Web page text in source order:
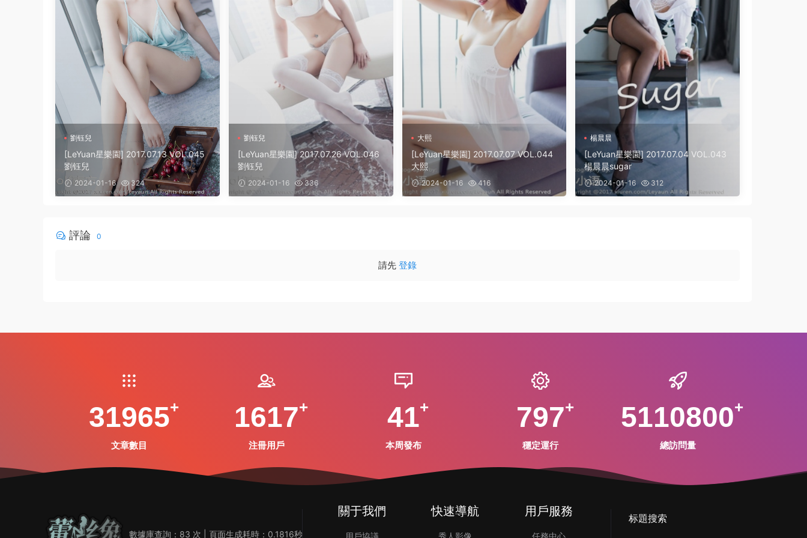
劉钰兒
[LeYuan星樂園] 2017.07.13 VOL.045
劉钰兒
2024-01-16 324
劉钰兒
[LeYuan星樂園] 2017.07.26 VOL.046
劉钰兒
2024-01-16 336
大熙
[LeYuan星樂園] 2017.07.07 VOL.044
大熙
2024-01-16 416
楊晨晨
[LeYuan星樂園] 2017.07.04 VOL.043
楊晨晨sugar
2024-01-16 312
評論 0
請先 登錄
31965
文章數目
1617
注冊用戶
41
本周發布
797
穩定運行
5110800
總訪問量
數據庫查詢：83 次 | 頁面生成耗時：0.1816秒
關于我們
用戶協議
快速導航
秀人影像
用戶服務
任務中心
标題搜索